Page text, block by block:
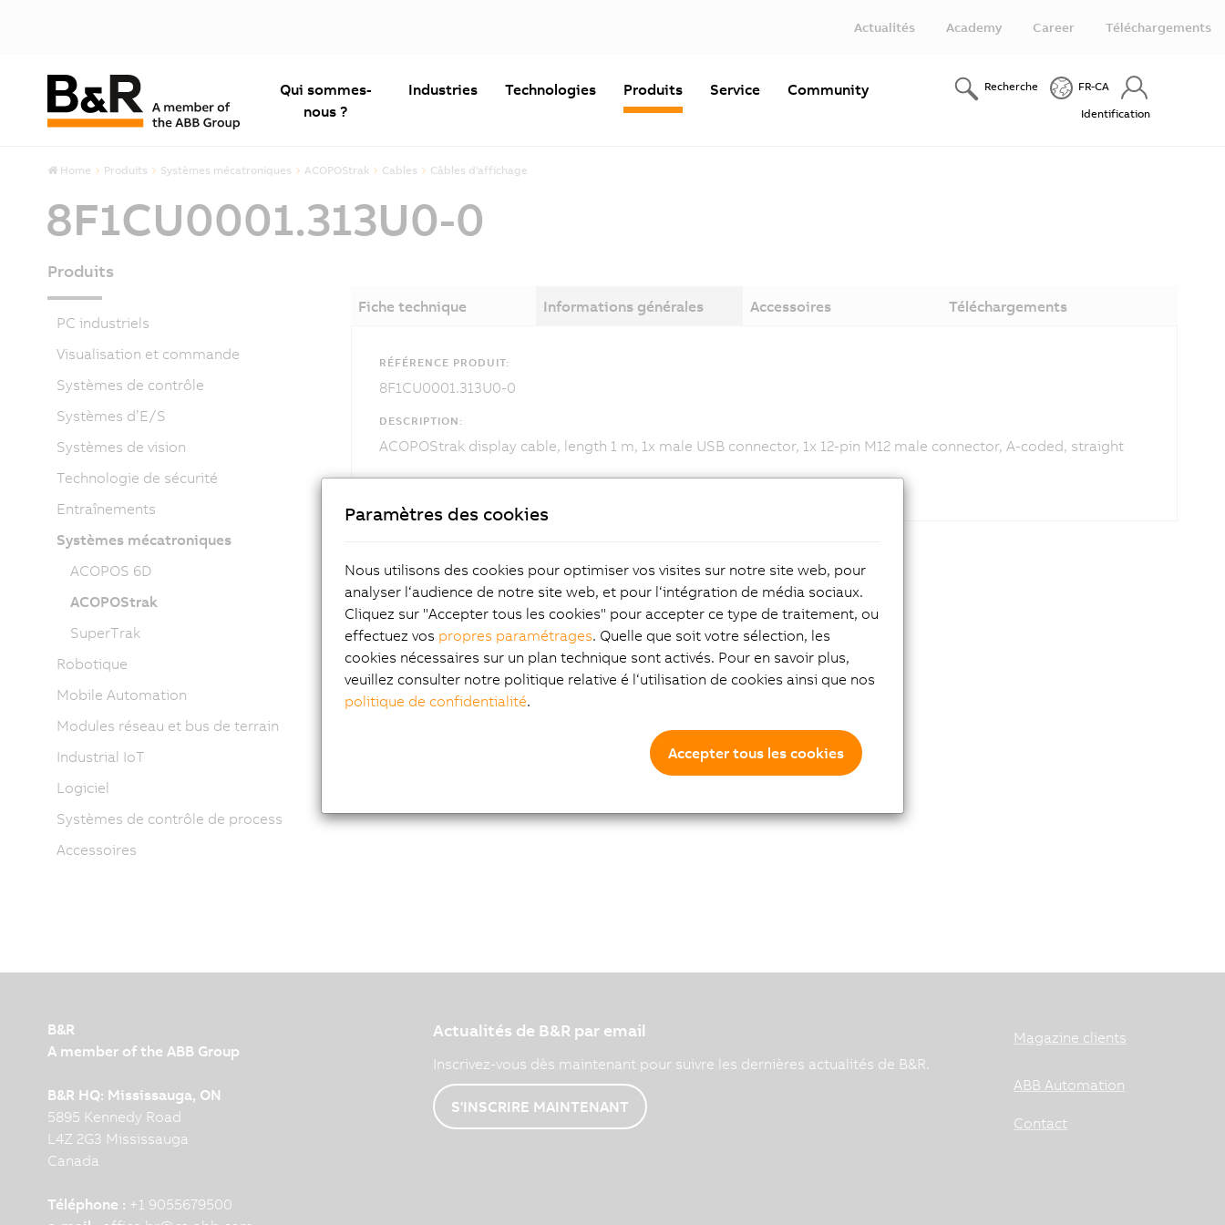
Actualités Academy Career Téléchargements
Qui sommes-
nous ?
Industries Technologies Produits Service Community Recherche FR-CA
Identification
Home Produits Systèmes mécatroniques ACOPOStrak Cables Câbles d'affichage
8F1CU0001.313U0-0
Fiche technique Informations générales Accessoires Téléchargements
RÉFÉRENCE PRODUIT:
8F1CU0001.313U0-0
DESCRIPTION:
ACOPOStrak display cable, length 1 m, 1x male USB connector, 1x 12-pin M12 male connector, A-coded, straight
Produits
PC industriels
Visualisation et commande
Systèmes de contrôle
Systèmes d’E/S
Systèmes de vision
Technologie de sécurité
Entraînements
Systèmes mécatroniques
ACOPOS 6D
ACOPOStrak
SuperTrak
Robotique
Mobile Automation
Modules réseau et bus de terrain
Industrial IoT
Logiciel
Systèmes de contrôle de process
Accessoires
B&R
A member of the ABB Group
B&R HQ: Mississauga, ON
5895 Kennedy Road
L4Z 2G3 Mississauga
Canada
Téléphone : +1 9055679500
Actualités de B&R par email
Inscrivez-vous dès maintenant pour suivre les dernières actualités de B&R.
S'INSCRIRE MAINTENANT
Magazine clients
ABB Automation
Contact
Paramètres des cookies
Nous utilisons des cookies pour optimiser vos visites sur notre site web, pour
analyser l‘audience de notre site web, et pour l‘intégration de média sociaux.
Cliquez sur "Accepter tous les cookies" pour accepter ce type de traitement, ou
effectuez vos propres paramétrages. Quelle que soit votre sélection, les
cookies nécessaires sur un plan technique sont activés. Pour en savoir plus,
veuillez consulter notre politique relative é l‘utilisation de cookies ainsi que nos
politique de confidentialité.
Accepter tous les cookies